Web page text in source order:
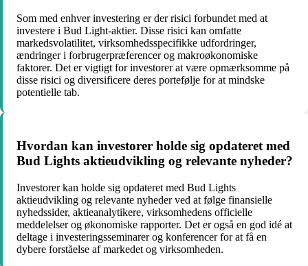
Som med enhver investering er der risici forbundet med at
investere i Bud Light-aktier. Disse risici kan omfatte
markedsvolatilitet, virksomhedsspecifikke udfordringer,
ændringer i forbrugerpræferencer og makroøkonomiske
faktorer. Det er vigtigt for investorer at være opmærksomme på
disse risici og diversificere deres portefølje for at mindske
potentielle tab.
Hvordan kan investorer holde sig opdateret med
Bud Lights aktieudvikling og relevante nyheder?
Investorer kan holde sig opdateret med Bud Lights
aktieudvikling og relevante nyheder ved at følge finansielle
nyhedssider, aktieanalytikere, virksomhedens officielle
meddelelser og økonomiske rapporter. Det er også en god idé at
deltage i investeringsseminarer og konferencer for at få en
dybere forståelse af markedet og virksomheden.